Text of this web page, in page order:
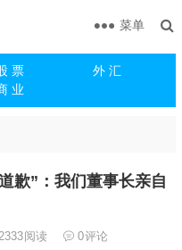
票
外 汇
业
菜单
歉”：我们董事长亲自
阅读 0评论